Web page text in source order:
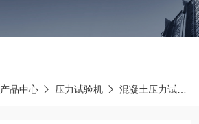
产品中心 压力试验机 混凝土压力试验机